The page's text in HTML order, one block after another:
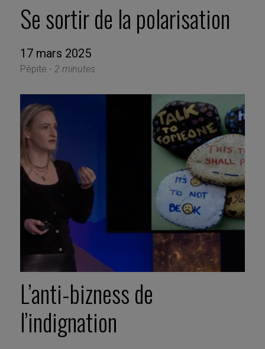
Se sortir de la polarisation
17 mars 2025
Pépite - 2 minutes
L’anti-bizness de
l’indignation